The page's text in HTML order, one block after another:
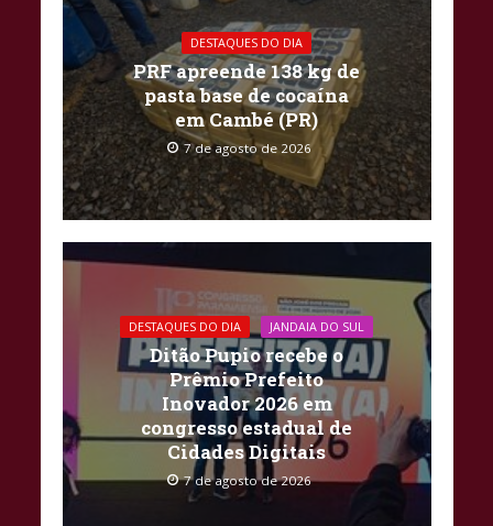
DESTAQUES DO DIA
PRF apreende 138 kg de
pasta base de cocaína
em Cambé (PR)
7 de agosto de 2026
DESTAQUES DO DIA JANDAIA DO SUL
Ditão Pupio recebe o
Prêmio Prefeito
Inovador 2026 em
congresso estadual de
Cidades Digitais
7 de agosto de 2026